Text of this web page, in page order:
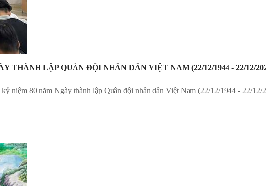
LẬP QUÂN ĐỘI NHÂN DÂN VIỆT NAM (22/12/1944 - 22/12/
niệm 80 năm Ngày thành lập Quân đội nhân dân Việt Nam (22/12/1944 - 22/12/